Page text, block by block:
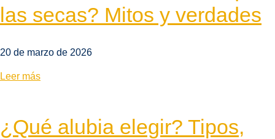
las secas? Mitos y verdades
20 de marzo de 2026
Leer más
¿Qué alubia elegir? Tipos,